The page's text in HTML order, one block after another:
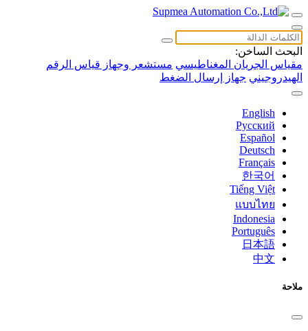
البحث الساخن:
مقياس الجريان المغناطيسي مستشعر وجهاز قياس الرقم
الهيدروجيني جهاز إرسال الضغط
English
Русский
Español
Deutsch
Français
한국어
Tiếng Việt
แบบไทย
Indonesia
Português
日本語
中文
ملاحة